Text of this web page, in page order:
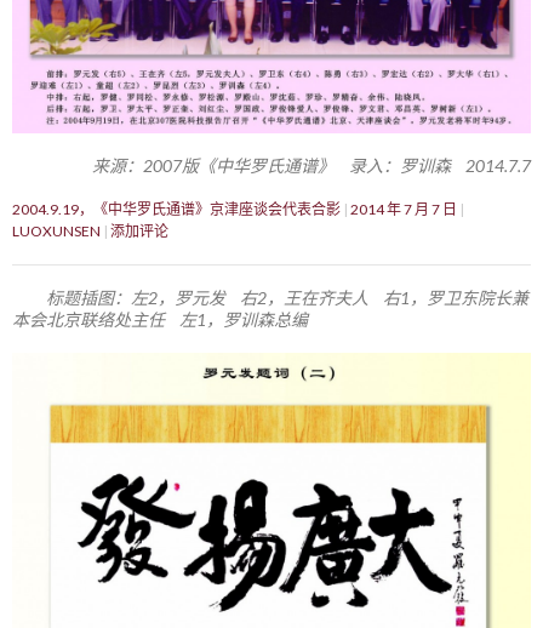
来源：2007版《中华罗氏通谱》 录入：罗训森 2014.7.7
2004.9.19，《中华罗氏通谱》京津座谈会代表合影 2014 年 7 月 7 日
LUOXUNSEN 添加评论
标题插图：左2，罗元发 右2，王在齐夫人 右1，罗卫东院长兼
本会北京联络处主任 左1，罗训森总编